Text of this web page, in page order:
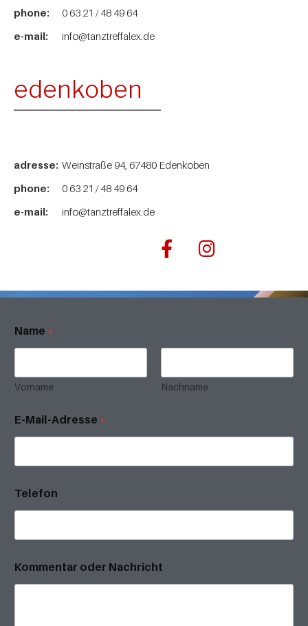
phone:
0 63 21 / 48 49 64
e-mail:
info@tanztreffalex.de
edenkoben
adresse: Weinstraße 94, 67480 Edenkoben
phone:
0 63 21 / 48 49 64
e-mail:
info@tanztreffalex.de
Name *
Vorname Nachname
E-Mail-Adresse *
Telefon
Kommentar oder Nachricht